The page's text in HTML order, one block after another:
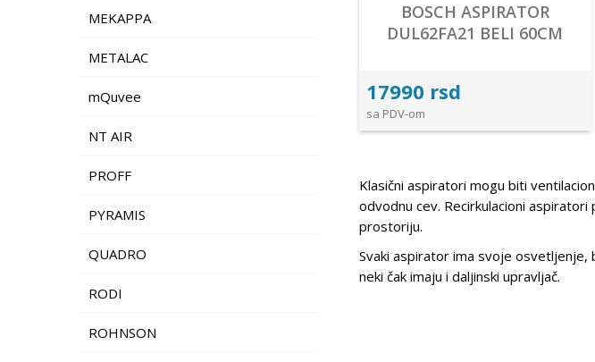
MEKAPPA
METALAC
mQuvee
NT AIR
PROFF
PYRAMIS
QUADRO
RODI
ROHNSON
BOSCH ASPIRATOR
DUL62FA21 BELI 60CM
17990 rsd
sa PDV-om
Klasični aspiratori mogu biti
odvodnu cev. Recirkulacioni
prostoriju.
Svaki aspirator ima svoje osvetljenje,
neki čak imaju i daljinski upravljač.